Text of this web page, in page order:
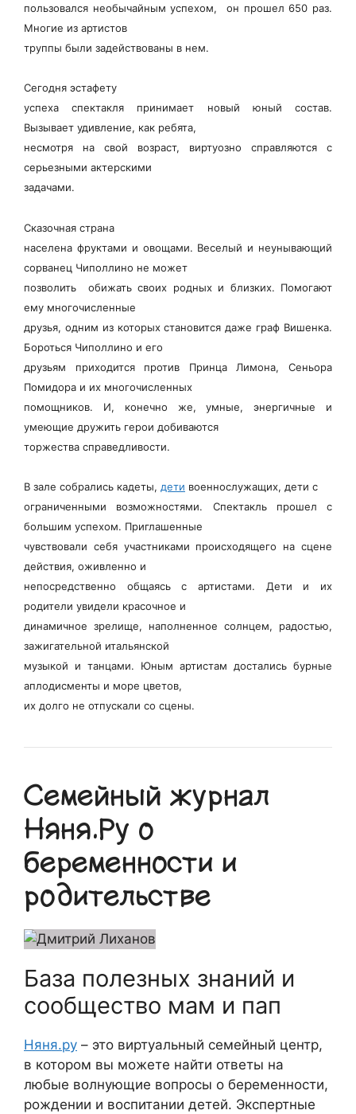
пользовался необычайным успехом, он прошел 650 раз.
Многие из артистов
труппы были задействованы в нем.
Сегодня эстафету
успеха спектакля принимает новый юный состав.
Вызывает удивление, как ребята,
несмотря на свой возраст, виртуозно справляются с
серьезными актерскими
задачами.
Сказочная страна
населена фруктами и овощами. Веселый и неунывающий
сорванец Чиполлино не может
позволить обижать своих родных и близких. Помогают
ему многочисленные
друзья, одним из которых становится даже граф Вишенка.
Бороться Чиполлино и его
друзьям приходится против Принца Лимона, Сеньора
Помидора и их многочисленных
помощников. И, конечно же, умные, энергичные и
умеющие дружить герои добиваются
торжества справедливости.
В зале собрались кадеты, дети военнослужащих, дети с
ограниченными возможностями. Спектакль прошел с
большим успехом. Приглашенные
чувствовали себя участниками происходящего на сцене
действия, оживленно и
непосредственно общаясь с артистами. Дети и их
родители увидели красочное и
динамичное зрелище, наполненное солнцем, радостью,
зажигательной итальянской
музыкой и танцами. Юным артистам достались бурные
аплодисменты и море цветов,
их долго не отпускали со сцены.
Семейный журнал
Няня.Ру о
беременности и
родительстве
База полезных знаний и
сообщество мам и пап
Няня.ру – это виртуальный семейный центр,
в котором вы можете найти ответы на
любые волнующие вопросы о беременности,
рождении и воспитании детей. Экспертные